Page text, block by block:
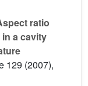
ratio
a cavity
129 (2007),